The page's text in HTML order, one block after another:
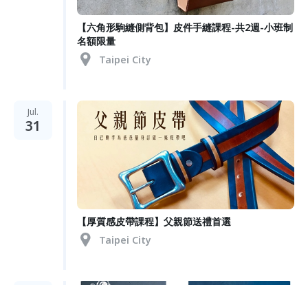
【六角形駒縫側背包】皮件手縫課程-共2週-小班制
名額限量
Taipei City
Jul.
31
【厚質感皮帶課程】父親節送禮首選
Taipei City